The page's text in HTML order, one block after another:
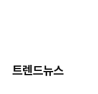
트렌드뉴스